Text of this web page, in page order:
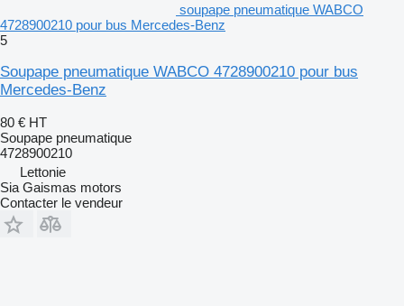
soupape pneumatique WABCO
4728900210 pour bus Mercedes-Benz
5
Soupape pneumatique WABCO 4728900210 pour bus
Mercedes-Benz
80 € HT
Soupape pneumatique
4728900210
Lettonie
Sia Gaismas motors
Contacter le vendeur